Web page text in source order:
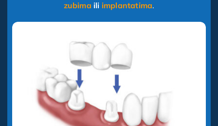
zubima ili implantatima.